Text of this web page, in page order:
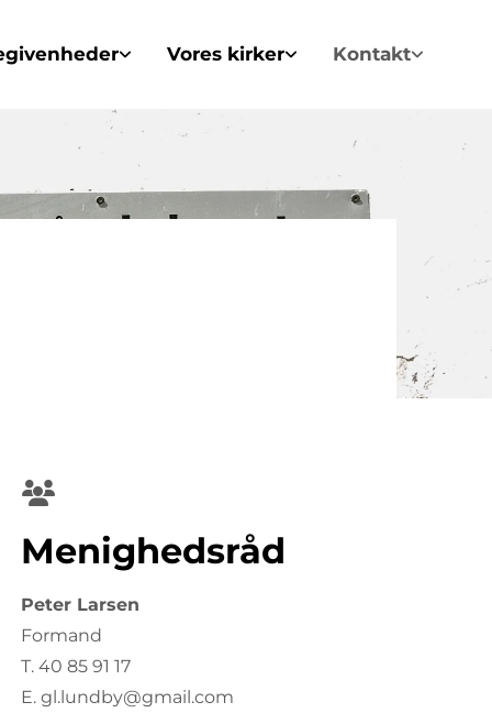
Vores kirker Kontakt
Menighedsråd
Peter Larsen
Formand
T. 40 85 91 17
E. gl.lundby@gmail.com